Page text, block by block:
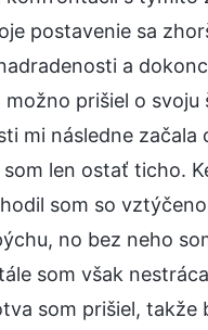
postavenie sa
a
prišiel o svoju
mi následne začala
len ostať ticho.
som so
no bez neho
som však
som prišiel, takže